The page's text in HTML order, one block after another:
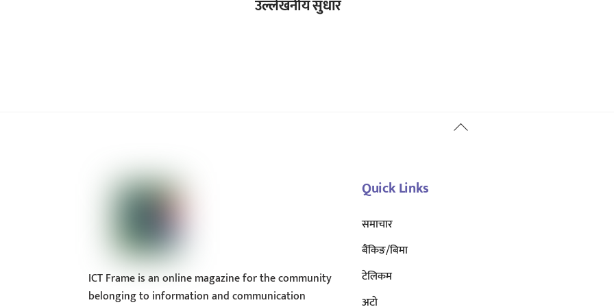
उल्लेखनीय सुधार
Back
ICT Frame is an online magazine for the community
belonging to information and communication
Quick Links
समाचार
बैंकिङ/बिमा
टेलिकम
अटाे